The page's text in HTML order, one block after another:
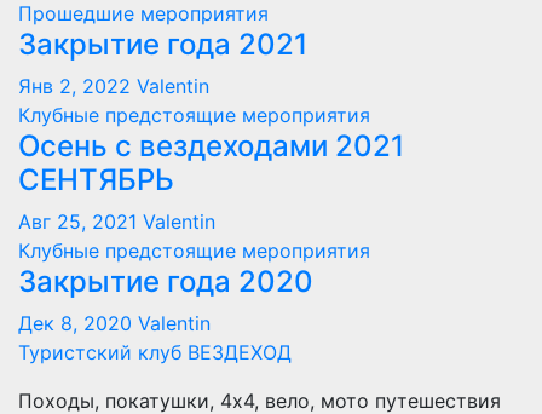
Прошедшие мероприятия
Закрытие года 2021
Янв 2, 2022 Valentin
Клубные предстоящие мероприятия
Осень с вездеходами 2021
СЕНТЯБРЬ
Авг 25, 2021 Valentin
Клубные предстоящие мероприятия
Закрытие года 2020
Дек 8, 2020 Valentin
Туристский клуб ВЕЗДЕХОД
Походы, покатушки, 4х4, вело, мото путешествия